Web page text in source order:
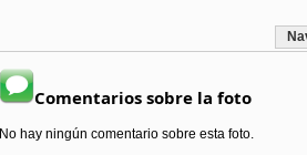
Comentarios sobre la foto
No hay ningún comentario sobre esta foto.